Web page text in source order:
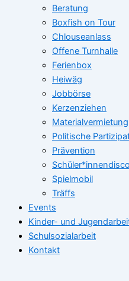
Beratung
Boxfish on Tour
Chlouseanlass
Offene Turnhalle
Ferienbox
Heiwäg
Jobbörse
Kerzenziehen
Materialvermietung
Politische
Prävention
Schüler*innendisco
Spielmobil
Träffs
Events
Kinder- und
Schulsozialarbeit
Kontakt